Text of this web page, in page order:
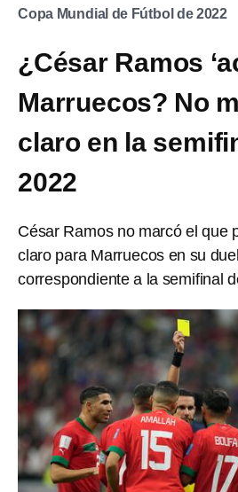
Copa Mundial de Fútbol de 2022
¿César Ramos
Marruecos? No
claro en la
2022
César Ramos no marcó el que
claro para Marruecos en su
correspondiente a la semifinal